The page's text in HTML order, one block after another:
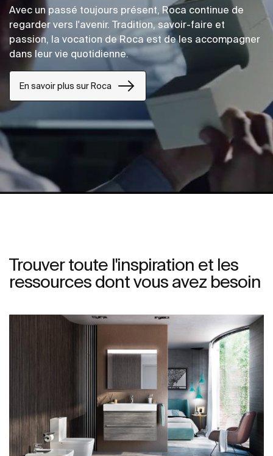
Avec un passé toujours présent, Roca continue de
regarder vers l'avenir. Tradition, savoir-faire et
passion, la vocation de Roca est de les accompagner
dans leur vie quotidienne.
En savoir plus sur Roca
Trouver toute l'inspiration et les
ressources dont vous avez besoin